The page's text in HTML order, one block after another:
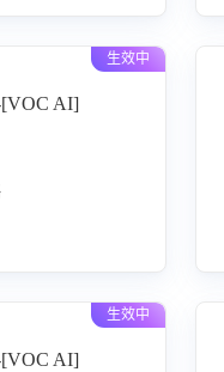
生效中
AI]
生效中
AI]